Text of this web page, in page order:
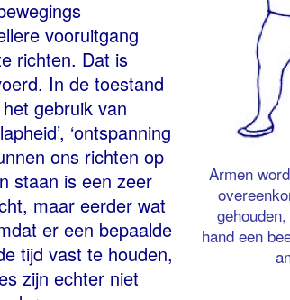
vooruitgang
richten. Dat is
In de toestand
het gebruik van
‘ontspanning
ons richten op
staan is een zeer
maar eerder wat
er een bepaalde
tijd vast te houden,
zijn echter niet
Armen
hand een